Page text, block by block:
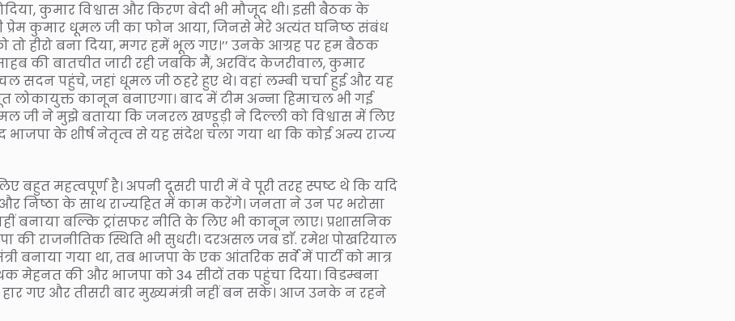
कुमार विश्वास और किरण बेदी भी मौजूद थी। इसी बैठक के
प्रेम कुमार धूमल जी का फोन आया, जिनसे मेरे अत्यंत घनिष्ठ संबंध
हीरो बना दिया, मगर हमें भूल गए।’’ उनके आग्रह पर हम बैठक
की बातचीत जारी रही जबकि मैं, अरविंद केजरीवाल, कुमार
सदन पहुंचे, जहां धूमल जी ठहरे हुए थे। वहां लम्बी चर्चा हुई और यह
लोकायुक्त कानून बनाएगा। बाद में टीम अन्ना हिमाचल भी गई
ने मुझे बताया कि जनरल खण्डूड़ी ने दिल्ली को विश्वास में लिए
भाजपा के शीर्ष नेतृत्व से यह संदेश चला गया था कि कोई अन्य राज्य
महत्वपूर्ण है। अपनी दूसरी पारी में वे पूरी तरह स्पष्ट थे कि यदि
और निष्ठा के साथ राज्यहित में काम करेंगे। जनता ने उन पर भरोसा
बनाया बल्कि ट्रांसफर नीति के लिए भी कानून लाए। प्रशासनिक
की राजनीतिक स्थिति भी सुधरी। दरअसल जब डाॅ. रमेश पोखरियाल
बनाया गया था, तब भाजपा के एक आंतरिक सर्वे में पार्टी को मात्र
मेहनत की और भाजपा को 34 सीटों तक पहुंचा दिया। विडम्बना
गए और तीसरी बार मुख्यमंत्री नहीं बन सके। आज उनके न रहने